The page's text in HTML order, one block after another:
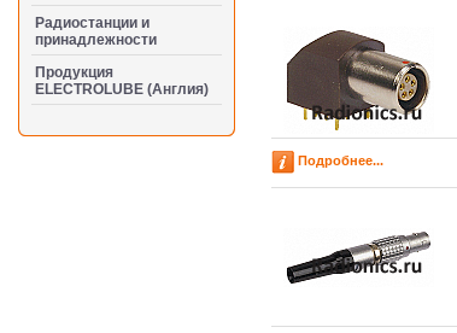
Подробнее...
Радиостанции и
принадлежности
Продукция
ELECTROLUBE (Англия)